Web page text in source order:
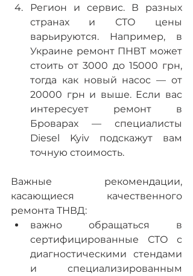
Регион и сервис. В разных
странах и СТО цены
варьируются. Например, в
Украине ремонт ПНВТ может
стоить от 3000 до 15000 грн,
тогда как новый насос — от
20000 грн и выше. Если вас
интересует ремонт в
Броварах — специалисты
Diesel Kyiv подскажут вам
точную стоимость.
Важные рекомендации,
касающиеся качественного
ремонта ТНВД:
важно обращаться в
сертифицированные СТО с
диагностическими стендами
и специализированным